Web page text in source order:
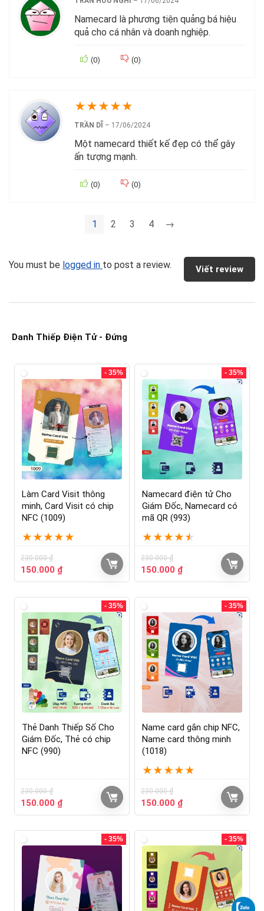
Namecard là phương tiện quảng bá hiệu
quả cho cá nhân và doanh nghiệp.
(0) (0)
★★★★★
TRẦN DĨ – 17/06/2024
Một namecard thiết kế đẹp có thể gây
ấn tượng mạnh.
(0) (0)
1 2 3 4 →
Viết review
You must be logged in to post a review.
Danh Thiếp Điện Tử - Đứng
- 35%
Làm Card Visit thông
minh, Card Visit có chip
NFC (1009)
★ ★ ★ ★ ★
230.000₫
150.000 ₫
- 35%
Namecard điện tử Cho
Giám Đốc, Namecard có
mã QR (993)
★ ★ ★ ★ ★
230.000₫
150.000 ₫
- 35%
Thẻ Danh Thiếp Số Cho
Giám Đốc, Thẻ có chip
NFC (990)
230.000₫
150.000 ₫
- 35%
Name card gắn chip NFC,
Name card thông minh
(1018)
★ ★ ★ ★ ★
230.000₫
150.000 ₫
- 35% - 35%